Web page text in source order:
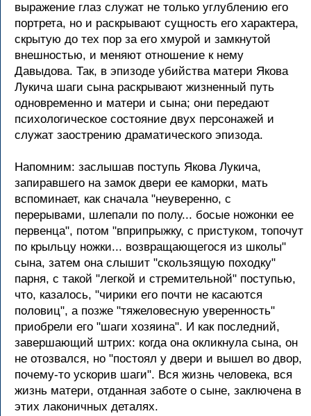
выражение глаз служат не только углублению его
портрета, но и раскрывают сущность его характера,
скрытую до тех пор за его хмурой и замкнутой
внешностью, и меняют отношение к нему
Давыдова. Так, в эпизоде убийства матери Якова
Лукича шаги сына раскрывают жизненный путь
одновременно и матери и сына; они передают
психологическое состояние двух персонажей и
служат заострению драматического эпизода.
Напомним: заслышав поступь Якова Лукича,
запиравшего на замок двери ее каморки, мать
вспоминает, как сначала "неуверенно, с
перерывами, шлепали по полу... босые ножонки ее
первенца", потом "вприпрыжку, с пристуком, топочут
по крыльцу ножки... возвращающегося из школы"
сына, затем она слышит "скользящую походку"
парня, с такой "легкой и стремительной" поступью,
что, казалось, "чирики его почти не касаются
половиц", а позже "тяжеловесную уверенность"
приобрели его "шаги хозяина". И как последний,
завершающий штрих: когда она окликнула сына, он
не отозвался, но "постоял у двери и вышел во двор,
почему-то ускорив шаги". Вся жизнь человека, вся
жизнь матери, отданная заботе о сыне, заключена в
этих лаконичных деталях.